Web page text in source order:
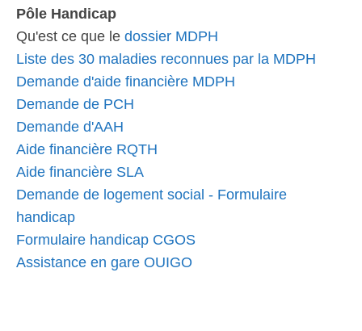
Pôle Handicap
Qu'est ce que le dossier MDPH
Liste des 30 maladies reconnues par la MDPH
Demande d'aide financière MDPH
Demande de PCH
Demande d'AAH
Aide financière RQTH
Aide financière SLA
Demande de logement social - Formulaire
handicap
Formulaire handicap CGOS
Assistance en gare OUIGO